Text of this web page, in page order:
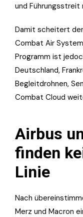
und Führungsstreit
Damit scheitert
Combat Air
Programm ist
Deutschland,
Begleitdrohnen,
Combat Cloud
Airbus
finden
Linie
Nach
Merz und Macron